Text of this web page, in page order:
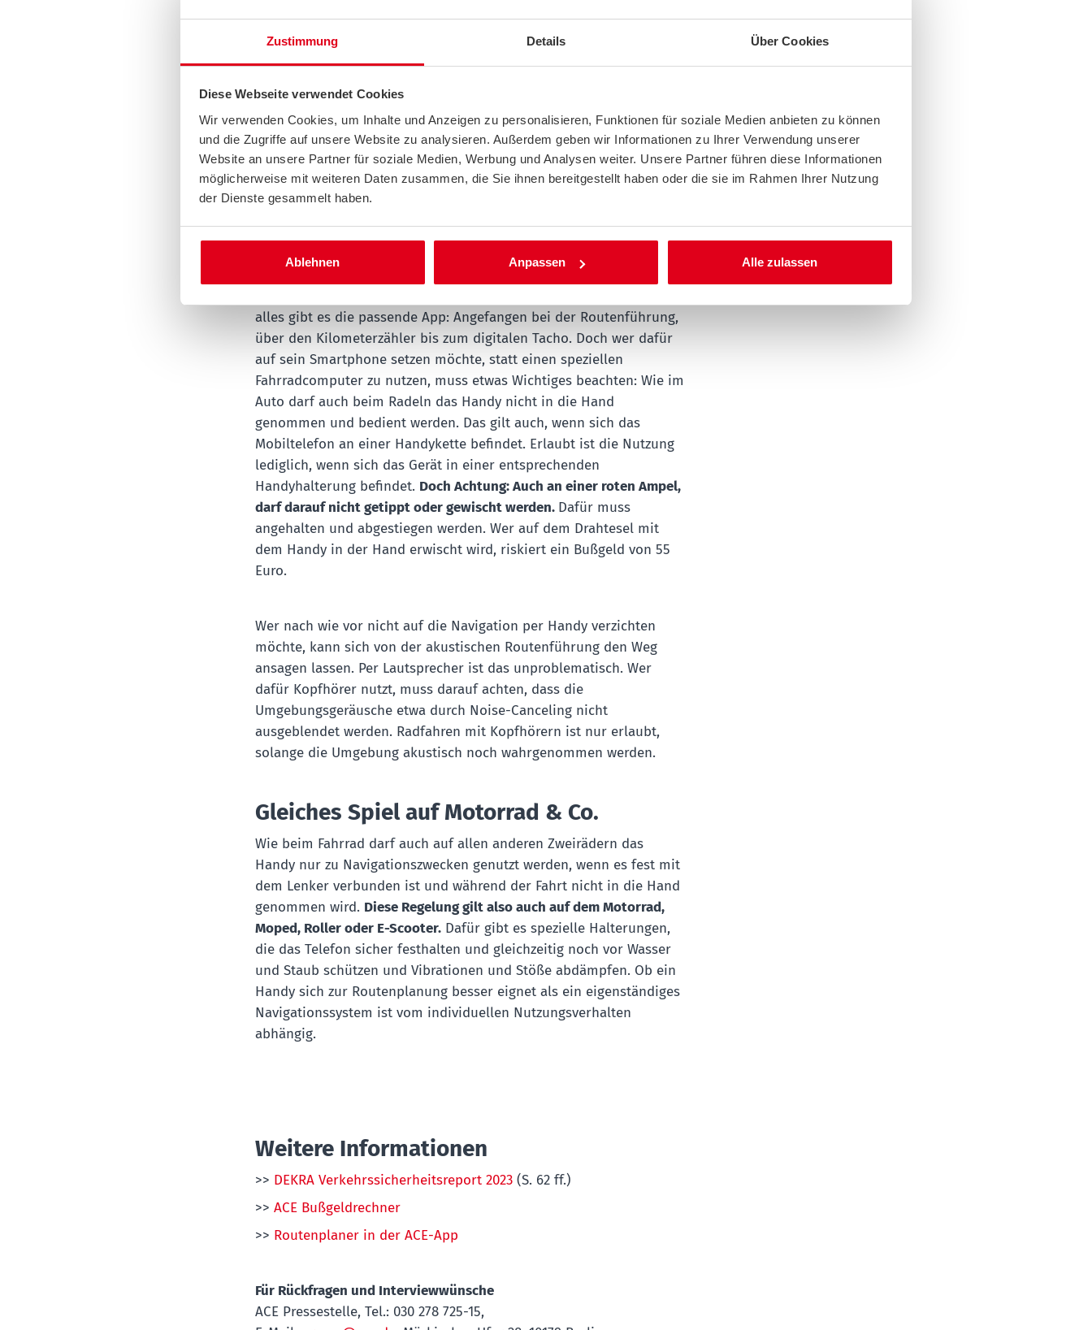
Zustimmung Details Über Cookies
Diese Webseite verwendet Cookies
Wir verwenden Cookies, um Inhalte und Anzeigen zu personalisieren, Funktionen für soziale Medien anbieten zu können
und die Zugriffe auf unsere Website zu analysieren. Außerdem geben wir Informationen zu Ihrer Verwendung unserer
Website an unsere Partner für soziale Medien, Werbung und Analysen weiter. Unsere Partner führen diese Informationen
möglicherweise mit weiteren Daten zusammen, die Sie ihnen bereitgestellt haben oder die sie im Rahmen Ihrer Nutzung
der Dienste gesammelt haben.
Ablehnen Anpassen Alle zulassen
Sprache steuern lassen. Die Routenplanung sollte vor Fahrtbeginn
vorgenommen werden. Wer während der Fahrt Schwierigkeiten hat,
eine Einstellung vorzunehmen, sollte besser bei der nächsten
Möglichkeit rechts ranfahren.
Denn schon eine drei-sekündige
Ablenkung bei einem Tempo von 50 km/h führt bereits zu 42 Metern
Blindflug, bei Tempo 130 sind es schon 108 Meter ohne Kontrolle
über das Fahrzeug.
Nur festverbaute Handy-Navigation auf
dem Fahrrad
alles gibt es die passende App: Angefangen bei der Routenführung,
über den Kilometerzähler bis zum digitalen Tacho. Doch wer dafür
auf sein Smartphone setzen möchte, statt einen speziellen
Fahrradcomputer zu nutzen, muss etwas Wichtiges beachten: Wie im
Auto darf auch beim Radeln das Handy nicht in die Hand
genommen und bedient werden. Das gilt auch, wenn sich das
Mobiltelefon an einer Handykette befindet. Erlaubt ist die Nutzung
lediglich, wenn sich das Gerät in einer entsprechenden
Handyhalterung befindet. Doch Achtung: Auch an einer roten Ampel,
darf darauf nicht getippt oder gewischt werden. Dafür muss
angehalten und abgestiegen werden. Wer auf dem Drahtesel mit
dem Handy in der Hand erwischt wird, riskiert ein Bußgeld von 55
Euro.
Wer nach wie vor nicht auf die Navigation per Handy verzichten
möchte, kann sich von der akustischen Routenführung den Weg
ansagen lassen. Per Lautsprecher ist das unproblematisch. Wer
dafür Kopfhörer nutzt, muss darauf achten, dass die
Umgebungsgeräusche etwa durch Noise-Canceling nicht
ausgeblendet werden. Radfahren mit Kopfhörern ist nur erlaubt,
solange die Umgebung akustisch noch wahrgenommen werden.
Gleiches Spiel auf Motorrad & Co.
Wie beim Fahrrad darf auch auf allen anderen Zweirädern das
Handy nur zu Navigationszwecken genutzt werden, wenn es fest mit
dem Lenker verbunden ist und während der Fahrt nicht in die Hand
genommen wird. Diese Regelung gilt also auch auf dem Motorrad,
Moped, Roller oder E-Scooter.Dafür gibt es spezielle Halterungen,
die das Telefon sicher festhalten und gleichzeitig noch vor Wasser
und Staub schützen und Vibrationen und Stöße abdämpfen. Ob ein
Handy sich zur Routenplanung besser eignet als ein eigenständiges
Navigationssystem ist vom individuellen Nutzungsverhalten
abhängig.
Weitere Informationen
>> DEKRA Verkehrssicherheitsreport 2023(S. 62 ff.)
>> ACE Bußgeldrechner
>> Routenplaner in der ACE-App
Für Rückfragen und Interviewwünsche
ACE Pressestelle, Tel.: 030 278 725-15,